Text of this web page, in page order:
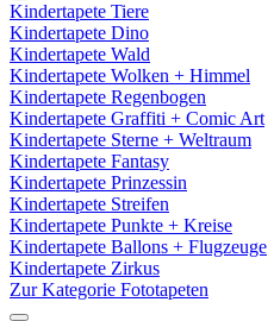
Kindertapete Tiere
Kindertapete Dino
Kindertapete Wald
Kindertapete Wolken + Himmel
Kindertapete Regenbogen
Kindertapete Graffiti + Comic Art
Kindertapete Sterne + Weltraum
Kindertapete Fantasy
Kindertapete Prinzessin
Kindertapete Streifen
Kindertapete Punkte + Kreise
Kindertapete Ballons + Flugzeuge
Kindertapete Zirkus
Zur Kategorie Fototapeten